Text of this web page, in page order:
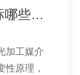
光纤激光打标机到底可以打标哪些内容？
加工媒介
性原理，